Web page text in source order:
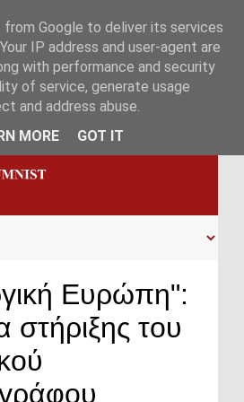
Ευρώπη":
στήριξης του
Google to deliver its services
IP address and user-agent are
with performance and security
of service, generate usage
and address abuse.
MORE
GOT IT